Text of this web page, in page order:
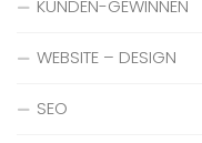
KUNDEN-GEWINNEN
WEBSITE – DESIGN
SEO